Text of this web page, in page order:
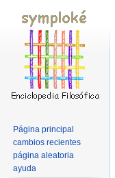
Página principal
cambios recientes
página aleatoria
ayuda